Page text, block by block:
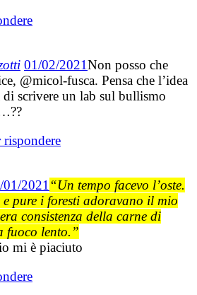
01/02/2021Non posso che
@micol-fusca. Pensa che l’idea
di scrivere un lab sul bullismo
01/2021“Un tempo facevo l’oste.
e pure i foresti adoravano il mio
consistenza della carne di
fuoco lento.”
mi è piaciuto